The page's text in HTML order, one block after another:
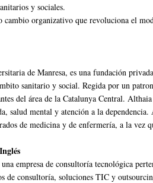
y sociales.
cambio organizativo que revoluciona el
de Manresa, es una fundación
sanitario y social. Regida por un
del área de la Catalunya Central.
salud mental y atención a la
de medicina y de enfermería, a la vez
empresa de consultoría tecnológica
de consultoría, soluciones TIC y